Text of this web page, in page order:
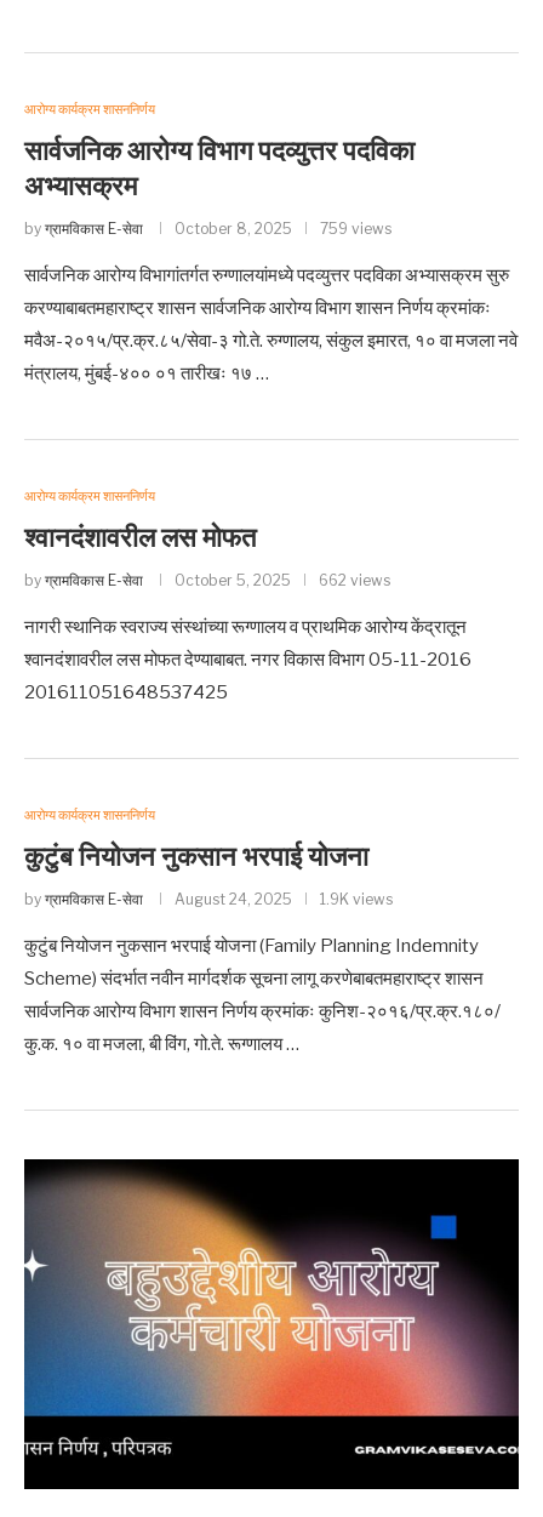
आरोग्य कार्यक्रम शासननिर्णय
सार्वजनिक आरोग्य विभाग पदव्युत्तर पदविका
अभ्यासक्रम
by ग्रामविकास E-सेवा October 8, 2025 759 views
सार्वजनिक आरोग्य विभागांतर्गत रुग्णालयांमध्ये पदव्युत्तर पदविका अभ्यासक्रम सुरु
करण्याबाबतमहाराष्ट्र शासन सार्वजनिक आरोग्य विभाग शासन निर्णय क्रमांकः
मवैअ-२०१५/प्र.क्र.८५/सेवा-३ गो.ते. रुग्णालय, संकुल इमारत, १० वा मजला नवे
मंत्रालय, मुंबई-४०० ०१ तारीखः १७ …
आरोग्य कार्यक्रम शासननिर्णय
श्वानदंशावरील लस मोफत
by ग्रामविकास E-सेवा October 5, 2025 662 views
नागरी स्थानिक स्वराज्य संस्थांच्या रूग्णालय व प्राथमिक आरोग्य केंद्रातून
श्वानदंशावरील लस मोफत देण्याबाबत. नगर विकास विभाग 05-11-2016
201611051648537425
आरोग्य कार्यक्रम शासननिर्णय
कुटुंब नियोजन नुकसान भरपाई योजना
by ग्रामविकास E-सेवा August 24, 2025 1.9K views
कुटुंब नियोजन नुकसान भरपाई योजना (Family Planning Indemnity
Scheme) संदर्भात नवीन मार्गदर्शक सूचना लागू करणेबाबतमहाराष्ट्र शासन
सार्वजनिक आरोग्य विभाग शासन निर्णय क्रमांकः कुनिश-२०१६/प्र.क्र.१८०/
कु.क. १० वा मजला, बी विंग, गो.ते. रूग्णालय …